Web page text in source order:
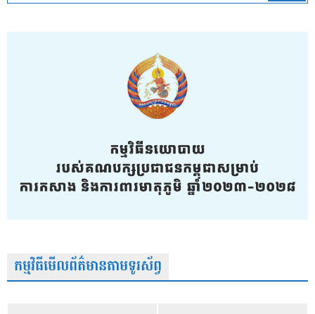
កម្មវិធីមើលព័ត៌មានតាមទូរស័ព្វ